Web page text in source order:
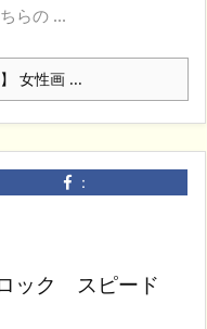
らの ...
女性画 ...
：
ロック スピード